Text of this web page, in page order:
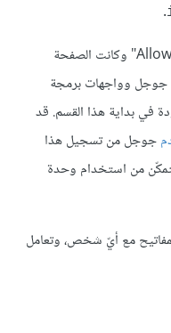
.
إذا واجهتَ خطأً بعد النقر على زر السماح "Allow" وكانت الصفحة
جوجل وواجهات برمجة
في بداية هذا القسم. قد
جوجل من تسجيل هذا
تتمكّن من استخدام وحدة
مع أيّ شخص، وتعامل